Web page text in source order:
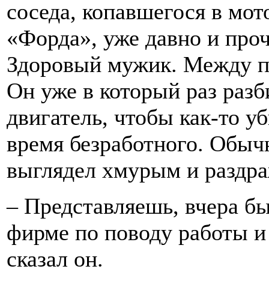
соседа, копавшегося в
«Форда», уже давно и
Здоровый мужик. Между
Он уже в который раз
двигатель, чтобы как-то
время безработного.
выглядел хмурым и
– Представляешь, вчера
фирме по поводу работы и
сказал он.